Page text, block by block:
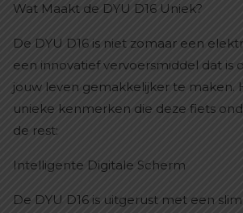
Wat Maakt de DYU D16 Uniek?
De DYU D16 is niet zomaar een
een innovatief vervoersmiddel dat is
jouw leven gemakkelijker te maken.
unieke kenmerken die deze fiets
de rest:
Intelligente Digitale Scherm
De DYU D16 is uitgerust met een